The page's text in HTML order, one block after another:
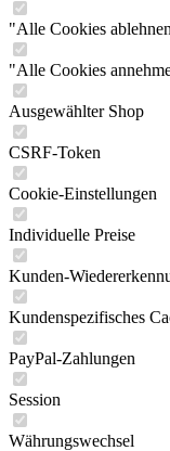
"Alle Cookies
"Alle Cookies
Ausgewählter Shop
CSRF-Token
Cookie-Einstellungen
Individuelle Preise
Kunden-
Kundenspezifisches
PayPal-Zahlungen
Session
Währungswechsel